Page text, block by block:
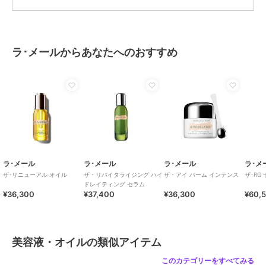
ラ･メールからあなたへのおすすめ
ラ･メール
ザ･リニューアル オイル
¥36,300
ラ･メール
ザ・リバイタライジング ハイ
ドレイティング セラム
¥37,400
ラ･メール
ザ・アイ バーム インテンス
¥36,300
ラ･メ
ザ･RG
美容液・オイルの類似アイテム
このカテゴリーをすべてみる